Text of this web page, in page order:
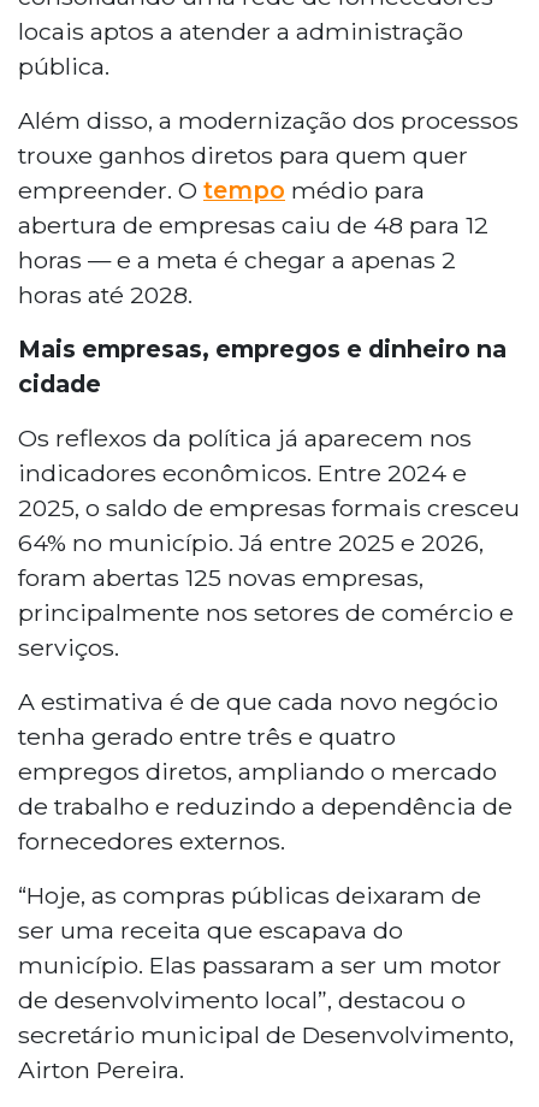
locais aptos a atender a administração
pública.
Além disso, a modernização dos processos
trouxe ganhos diretos para quem quer
empreender. O tempo médio para
abertura de empresas caiu de 48 para 12
horas — e a meta é chegar a apenas 2
horas até 2028.
Mais empresas, empregos e dinheiro na
cidade
Os reflexos da política já aparecem nos
indicadores econômicos. Entre 2024 e
2025, o saldo de empresas formais cresceu
64% no município. Já entre 2025 e 2026,
foram abertas 125 novas empresas,
principalmente nos setores de comércio e
serviços.
A estimativa é de que cada novo negócio
tenha gerado entre três e quatro
empregos diretos, ampliando o mercado
de trabalho e reduzindo a dependência de
fornecedores externos.
“Hoje, as compras públicas deixaram de
ser uma receita que escapava do
município. Elas passaram a ser um motor
de desenvolvimento local”, destacou o
secretário municipal de Desenvolvimento,
Airton Pereira.